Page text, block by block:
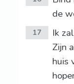
de
17
Ik
Zijn
huis